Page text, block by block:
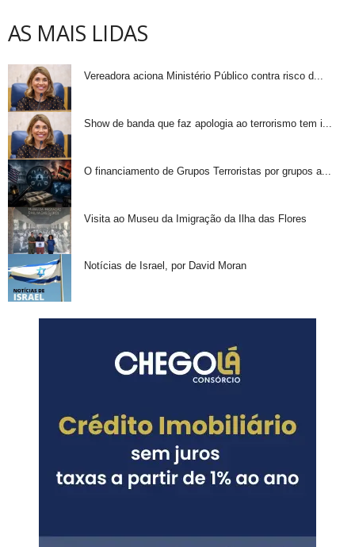
AS MAIS LIDAS
Vereadora aciona Ministério Público contra risco d...
Show de banda que faz apologia ao terrorismo tem i...
O financiamento de Grupos Terroristas por grupos a...
Visita ao Museu da Imigração da Ilha das Flores
Notícias de Israel, por David Moran